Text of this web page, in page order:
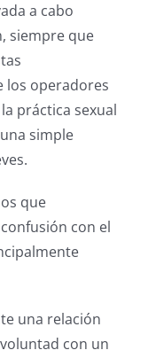
a cabo
siempre que
los operadores
práctica sexual
simple
que
con el
una relación
con un